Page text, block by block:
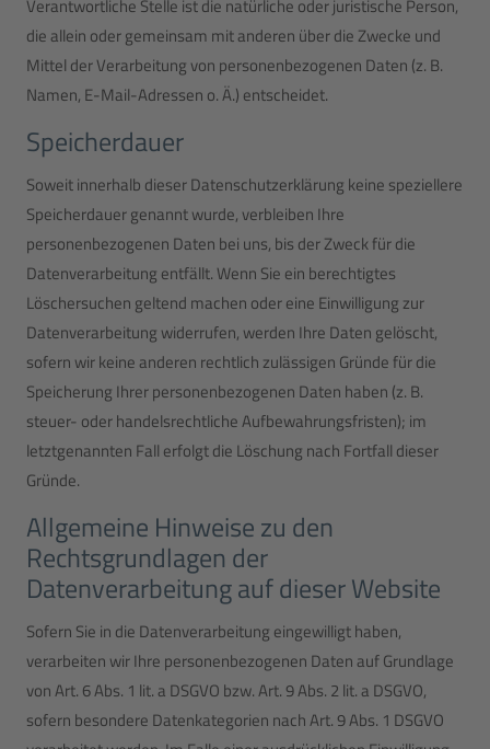
Verantwortliche Stelle ist die natürliche oder juristische Person,
die allein oder gemeinsam mit anderen über die Zwecke und
Mittel der Verarbeitung von personenbezogenen Daten (z. B.
Namen, E-Mail-Adressen o. Ä.) entscheidet.
Speicherdauer
Soweit innerhalb dieser Datenschutzerklärung keine speziellere
Speicherdauer genannt wurde, verbleiben Ihre
personenbezogenen Daten bei uns, bis der Zweck für die
Datenverarbeitung entfällt. Wenn Sie ein berechtigtes
Löschersuchen geltend machen oder eine Einwilligung zur
Datenverarbeitung widerrufen, werden Ihre Daten gelöscht,
sofern wir keine anderen rechtlich zulässigen Gründe für die
Speicherung Ihrer personenbezogenen Daten haben (z. B.
steuer- oder handelsrechtliche Aufbewahrungsfristen); im
letztgenannten Fall erfolgt die Löschung nach Fortfall dieser
Gründe.
Allgemeine Hinweise zu den
Rechtsgrundlagen der
Datenverarbeitung auf dieser Website
Sofern Sie in die Datenverarbeitung eingewilligt haben,
verarbeiten wir Ihre personenbezogenen Daten auf Grundlage
von Art. 6 Abs. 1 lit. a DSGVO bzw. Art. 9 Abs. 2 lit. a DSGVO,
sofern besondere Datenkategorien nach Art. 9 Abs. 1 DSGVO